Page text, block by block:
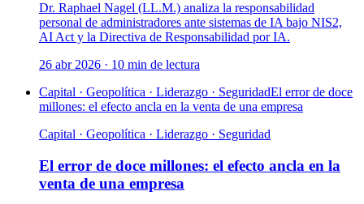
Dr. Raphael Nagel (LL.M.) analiza la responsabilidad
personal de administradores ante sistemas de IA bajo NIS2,
AI Act y la Directiva de Responsabilidad por IA.
26 abr 2026 · 10 min de lectura
Capital · Geopolítica · Liderazgo · SeguridadEl error de doce
millones: el efecto ancla en la venta de una empresa
Capital · Geopolítica · Liderazgo · Seguridad
El error de doce millones: el efecto ancla en la
venta de una empresa